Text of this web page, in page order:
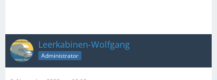
Leerkabinen-Wolfgang
Administrator